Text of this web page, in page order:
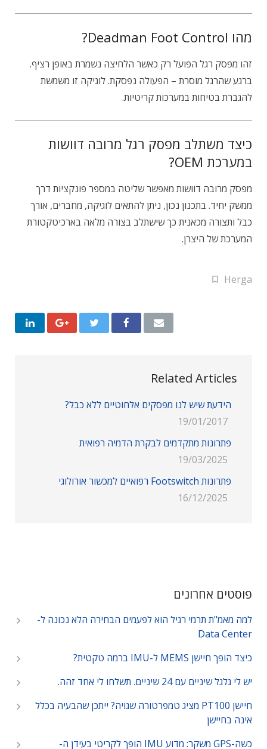
מהו Deadman Foot Control?
זהו מפסק רגל הפועל רק כאשר הלחיצה נשמרת באופן רציף.
ברגע שהרגל מוסרת – הפעולה נפסקת. לוגיקה זו משמשת
להגברת בטיחות במערכות קריטיות.
כיצד משתלב מפסק רגל מרובה דוושות
במערכת OEM?
מפסק מרובה דוושות מאפשר שליטה במספר פונקציות דרך
ממשק יחיד. בתכנון נכון, ניתן להתאים לוגיקה, מחברים, אורך
כבל ותצורה מכאנית כך שישתלב בצורה מלאה בארכיטקטורת
המערכת של היצרן.
Herga
Related Articles
הידעת שיש לנו מפסקים אלחוטיים ללא כבל?
19/01/2017
פתרונות מתקדמים לבקרת הדמיה רפואית
19/03/2025
פתרונות Footswitch רפואיים למכשור אורולוגי
16/12/2025
פוסטים אחרונים
למה מאמ"ת תרמי רגיל הוא לפעמים הבחירה הלא נכונה ל-
Data Center
כיצד הופך חיישן MEMS ל-IMU ברמה טקטית?
יש לי גלגל שיניים עם 24 שיניים. תשלחו לי אחד זהה.
חיישן PT100 מציג טמפרטורה שגויה? ייתכן שהבעיה בכלל
אינה בחיישן
כשה-GPS משקר: מדוע IMU הופך לקריטי בעידן ה-